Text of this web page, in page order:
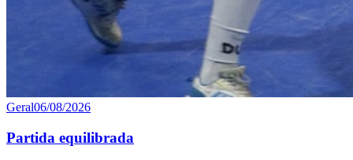
Geral06/08/2026
Partida equilibrada